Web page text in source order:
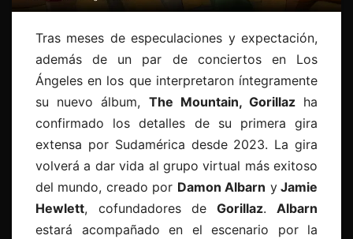
Tras meses de especulaciones y expectación,
además de un par de conciertos en Los
Ángeles en los que interpretaron íntegramente
su nuevo álbum, The Mountain, Gorillazha
confirmado los detalles de su primera gira
extensa por Sudamérica desde 2023. La gira
volverá a dar vida al grupo virtual más exitoso
del mundo, creado por Damon Albarn yJamie
Hewlett, cofundadores de Gorillaz. Albarn
estará acompañado en el escenario por la